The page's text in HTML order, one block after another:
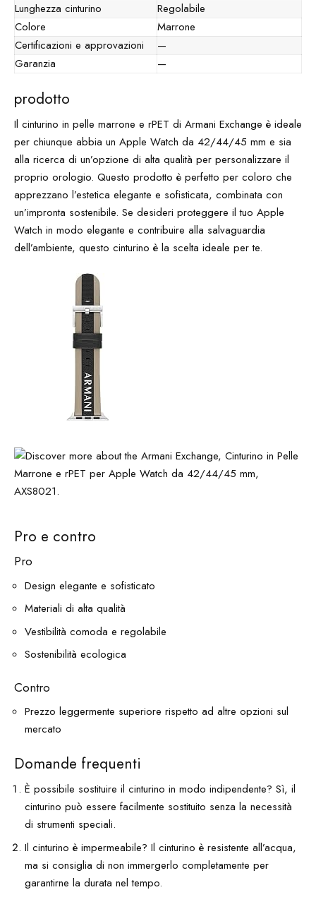
Lunghezza cinturino
Regolabile
Colore
Marrone
Certificazioni e approvazioni
—
Garanzia
—
prodotto
Il cinturino in pelle marrone e rPET di Armani Exchange è ideale
per chiunque abbia un Apple Watch da 42/44/45 mm e sia
alla ricerca di un’opzione di alta qualità per personalizzare il
proprio orologio. Questo prodotto è perfetto per coloro che
apprezzano l’estetica elegante e sofisticata, combinata con
un’impronta sostenibile. Se desideri proteggere il tuo Apple
Watch in modo elegante e contribuire alla salvaguardia
dell’ambiente, questo cinturino è la scelta ideale per te.
Pro e contro
Pro
Design elegante e sofisticato
Materiali di alta qualità
Vestibilità comoda e regolabile
Sostenibilità ecologica
Contro
Prezzo leggermente superiore rispetto ad altre opzioni sul
mercato
Domande frequenti
È possibile sostituire il cinturino in modo indipendente? Sì, il
cinturino può essere facilmente sostituito senza la necessità
di strumenti speciali.
Il cinturino è impermeabile? Il cinturino è resistente all’acqua,
ma si consiglia di non immergerlo completamente per
garantirne la durata nel tempo.